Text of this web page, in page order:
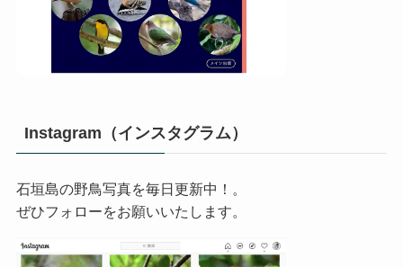
Instagram（インスタグラム）
石垣島の野鳥写真を毎日更新中！。
ぜひフォローをお願いいたします。